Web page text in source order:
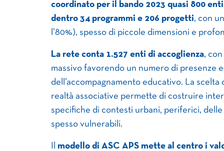
coordinato per il bando 2023 quasi 800
dentro 34 programmi e 206 progetti, con
l’80%), spesso di piccole dimensioni e
La rete conta 1.527 enti di accoglienza,
massivo favorendo un numero di presenze
dell’accompagnamento educativo. La
realtà associative permette di costruire
specifiche di contesti urbani, periferici,
spesso vulnerabili.
modello di ASC APS mette al centro i